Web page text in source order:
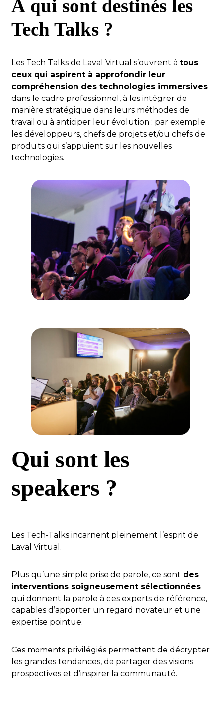
À qui sont destinés les
Tech Talks ?
Les Tech Talks de Laval Virtual s’ouvrent à tous
ceux qui aspirent à approfondir leur
compréhension des technologies immersives
dans le cadre professionnel, à les intégrer de
manière stratégique dans leurs méthodes de
travail ou à anticiper leur évolution : par exemple
les développeurs, chefs de projets et/ou chefs de
produits qui s’appuient sur les nouvelles
technologies.
Qui sont les
speakers ?
Les Tech-Talks incarnent pleinement l’esprit de
Laval Virtual.
Plus qu’une simple prise de parole, ce sont des
interventions soigneusement sélectionnées
qui donnent la parole à des experts de référence,
capables d’apporter un regard novateur et une
expertise pointue.
Ces moments privilégiés permettent de décrypter
les grandes tendances, de partager des visions
prospectives et d’inspirer la communauté.